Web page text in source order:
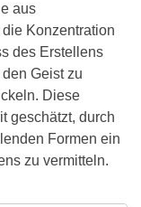
aus
Konzentration
des Erstellens
Geist zu
Diese
geschätzt, durch
Formen ein
zu vermitteln.